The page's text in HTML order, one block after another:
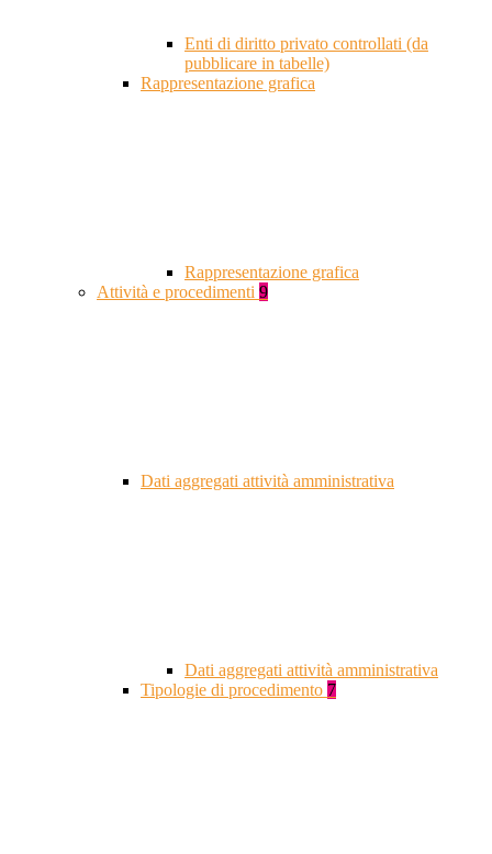
Enti di diritto privato controllati (da
pubblicare in tabelle)
Rappresentazione grafica
Rappresentazione grafica
Attività e procedimenti 9
Dati aggregati attività amministrativa
Dati aggregati attività amministrativa
Tipologie di procedimento 7